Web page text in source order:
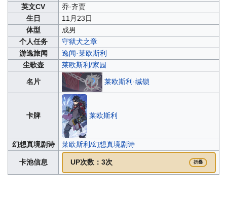
英文CV
乔·齐贾
生日
11月23日
体型
成男
个人任务
守狱犬之章
游逸旅闻
逸闻·莱欧斯利
尘歌壶
莱欧斯利/家园
名片 莱欧斯利·缄锁
卡牌 莱欧斯利
幻想真境剧诗 莱欧斯利/幻想真境剧诗
卡池信息 UP次数：3次 折叠